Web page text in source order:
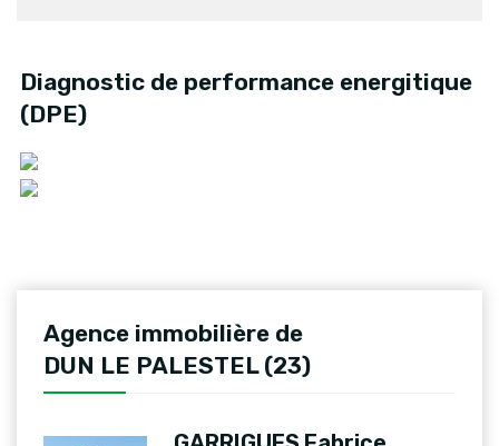
Diagnostic de performance energitique
(DPE)
Agence immobilière de
DUN LE PALESTEL (23)